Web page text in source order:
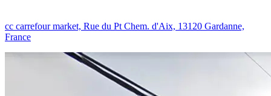
cc carrefour market, Rue du Pt Chem. d'Aix, 13120 Gardanne,
France